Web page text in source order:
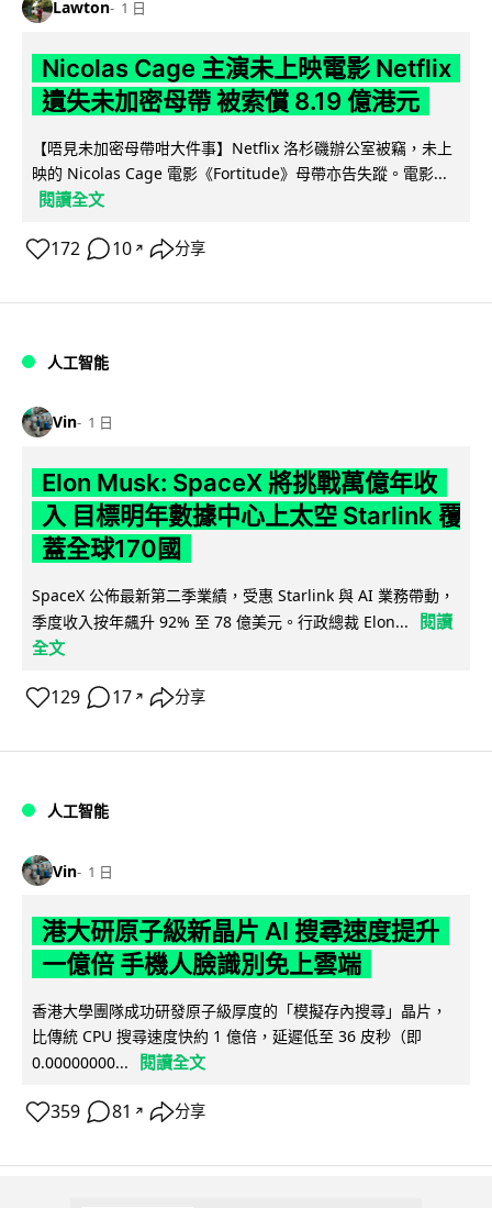
Lawton 1 日
Nicolas Cage 主演未上映電影 Netflix
遺失未加密母帶 被索償 8.19 億港元
【唔見未加密母帶咁大件事】Netflix 洛杉磯辦公室被竊，未上
映的 Nicolas Cage 電影《Fortitude》母帶亦告失蹤。電影...
閱讀全文
172 10 ↗ 分享
人工智能
Vin 1 日
Elon Musk: SpaceX 將挑戰萬億年收
入 目標明年數據中心上太空 Starlink 覆
蓋全球170國
SpaceX 公佈最新第二季業績，受惠 Starlink 與 AI 業務帶動，
季度收入按年飆升 92% 至 78 億美元。行政總裁 Elon...
閱讀
全文
129 17 ↗ 分享
人工智能
Vin 1 日
港大研原子級新晶片 AI 搜尋速度提升
一億倍 手機人臉識別免上雲端
香港大學團隊成功研發原子級厚度的「模擬存內搜尋」晶片，
比傳統 CPU 搜尋速度快約 1 億倍，延遲低至 36 皮秒（即
0.00000000...
閱讀全文
359 81 ↗ 分享